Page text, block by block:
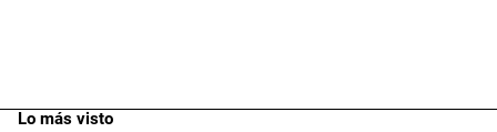
Lo más visto